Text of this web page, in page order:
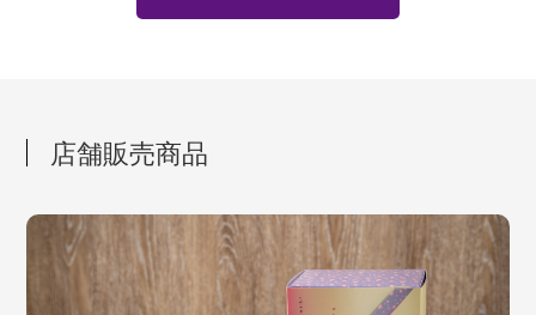
店舗販売商品